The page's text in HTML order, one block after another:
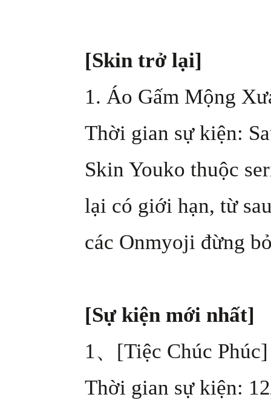
[Skin trở lại]
1. Áo Gấm Mộng
Thời gian sự kiện:
Skin Youko thuộc
lại có giới hạn, từ
các Onmyoji đừng
[Sự kiện mới nhất]
1、[Tiệc Chúc
Thời gian sự kiện: